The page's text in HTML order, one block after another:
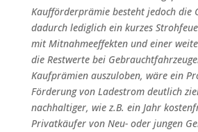
Kaufförderprämie besteht jedoch die
dadurch lediglich ein kurzes
mit Mitnahmeeffekten und einer
die Restwerte bei
Kaufprämien auszuloben, wäre ein
Förderung von Ladestrom deutlich
nachhaltiger, wie z.B. ein Jahr
Privatkäufer von Neu- oder jungen